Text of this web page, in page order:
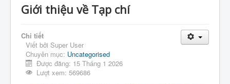
Giới thiệu về Tạp chí
Chi tiết
Viết bởi Super User
Chuyên mục: Uncategorised
Được đăng: 15 Tháng 1 2026
Lượt xem: 569686